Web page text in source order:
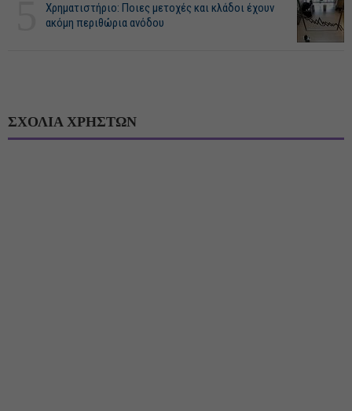
Χρηματιστήριο: Ποιες μετοχές και κλάδοι έχουν
ακόμη περιθώρια ανόδου
ΣΧΟΛΙΑ ΧΡΗΣΤΩΝ